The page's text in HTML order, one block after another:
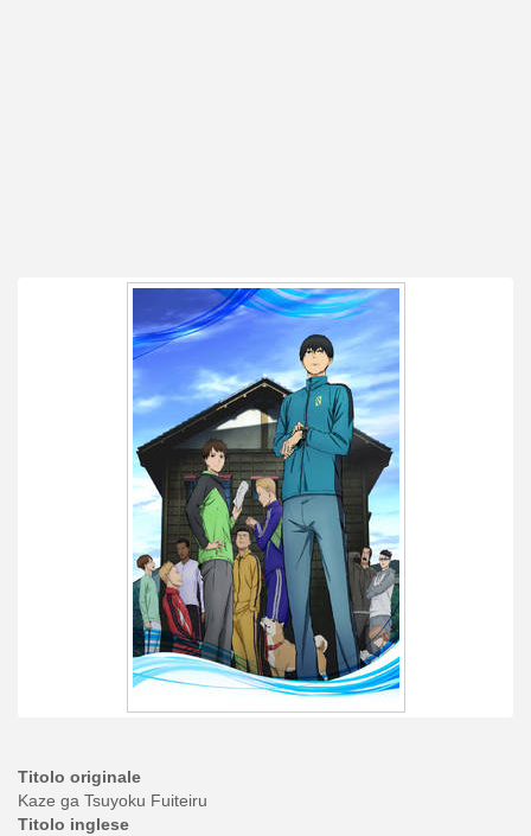
Titolo originale
Kaze ga Tsuyoku Fuiteiru
Titolo inglese